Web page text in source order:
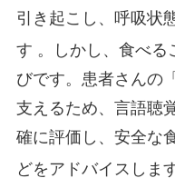
引き起こし、呼吸状
す 。しかし、食べる
びです。患者さんの
支えるため、言語聴
確に評価し、安全な
どをアドバイスしま